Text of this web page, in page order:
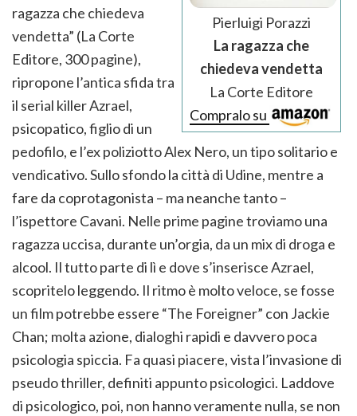
Pierluigi Porazzi
La ragazza che
chiedeva vendetta
La Corte Editore
Compralo su
ragazza che chiedeva
vendetta” (La Corte
Editore, 300 pagine),
ripropone l’antica sfida tra
il serial killer Azrael,
psicopatico, figlio di un
pedofilo, e l’ex poliziotto Alex Nero, un tipo solitario e
vendicativo. Sullo sfondo la città di Udine, mentre a
fare da coprotagonista – ma neanche tanto –
l’ispettore Cavani. Nelle prime pagine troviamo una
ragazza uccisa, durante un’orgia, da un mix di droga e
alcool. Il tutto parte di lì e dove s’inserisce Azrael,
scopritelo leggendo. Il ritmo è molto veloce, se fosse
un film potrebbe essere “The Foreigner” con Jackie
Chan; molta azione, dialoghi rapidi e davvero poca
psicologia spiccia. Fa quasi piacere, vista l’invasione di
pseudo thriller, definiti appunto psicologici. Laddove
di psicologico, poi, non hanno veramente nulla, se non